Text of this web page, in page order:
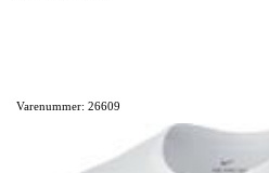
Varenummer: 26609